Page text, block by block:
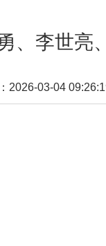
、李世
2026-03-04